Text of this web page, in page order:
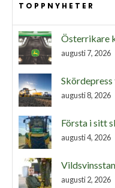
TOPPNYHETER
Österrikare
augusti 7, 2026
augusti 8, 2026
Första i sitt
augusti 4, 2026
augusti 2, 2026